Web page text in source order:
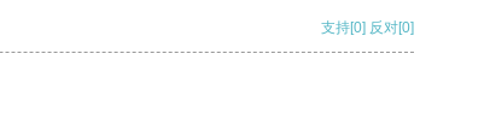
支持[0] 反对[0]